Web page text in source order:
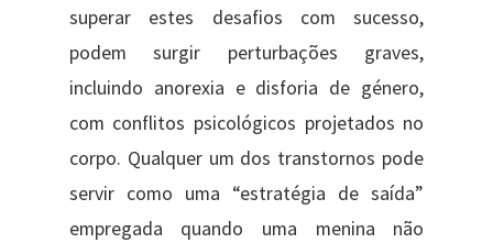
superar estes desafios com sucesso,
podem surgir perturbações graves,
incluindo anorexia e disforia de género,
com conflitos psicológicos projetados no
corpo. Qualquer um dos transtornos pode
servir como uma “estratégia de saída”
empregada quando uma menina não